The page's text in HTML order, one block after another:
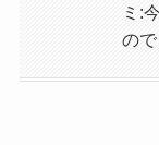
ミ:
ので